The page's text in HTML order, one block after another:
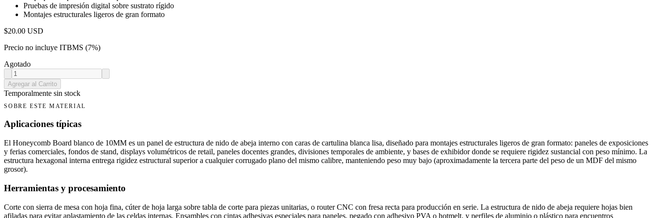
Pruebas de impresión digital sobre sustrato rígido
Montajes estructurales ligeros de gran formato
$20.00 USD
Precio no incluye ITBMS (7%)
Agotado
Agregar al Carrito
Temporalmente sin stock
SOBRE ESTE MATERIAL
Aplicaciones típicas
El Honeycomb Board blanco de 10MM es un panel de estructura de nido de abeja interno con caras de cartulina blanca lisa, diseñado para montajes estructurales ligeros de gran formato: paneles de exposiciones
y ferias comerciales, fondos de stand, displays volumétricos de retail, paneles docentes grandes, divisiones temporales de ambiente, y bases de exhibidor donde se requiere rigidez sustancial con peso mínimo. La
estructura hexagonal interna entrega rigidez estructural superior a cualquier corrugado plano del mismo calibre, manteniendo peso muy bajo (aproximadamente la tercera parte del peso de un MDF del mismo
grosor).
Herramientas y procesamiento
Corte con sierra de mesa con hoja fina, cúter de hoja larga sobre tabla de corte para piezas unitarias, o router CNC con fresa recta para producción en serie. La estructura de nido de abeja requiere hojas bien
afiladas para evitar aplastamiento de las celdas internas. Ensambles con cintas adhesivas especiales para paneles, pegado con adhesivo PVA o hotmelt, y perfiles de aluminio o plástico para encuentros